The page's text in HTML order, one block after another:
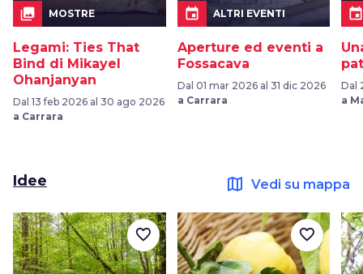
collections MOSTRE
Legami: Ties That
Bind di Mikayel
Ohanjanyan
Dal 13 feb 2026 al 30 ago 2026
a Carrara
event ALTRI EVENTI
Aperture ed eventi a
Fossacava
Dal 01 mar 2026 al 31 dic 2026
a Carrara
Dal
a
Idee map Vedi su mappa
favorite_border favorite_border